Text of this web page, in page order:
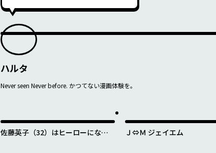
ハルタ
Never seen Never before. かつてない漫画体験を。
佐藤英子（32）はヒーローになれ
Ｊ⇔Ｍ ジェイエム